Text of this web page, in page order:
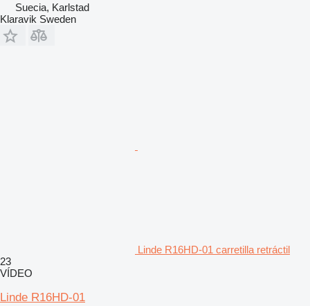
Suecia, Karlstad
Klaravik Sweden
Linde R16HD-01 carretilla retráctil
23
VÍDEO
Linde R16HD-01